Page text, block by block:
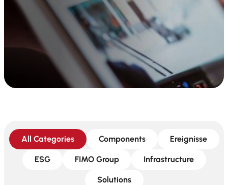
All Categories Components Ereignisse
ESG FIMO Group Infrastructure
Solutions